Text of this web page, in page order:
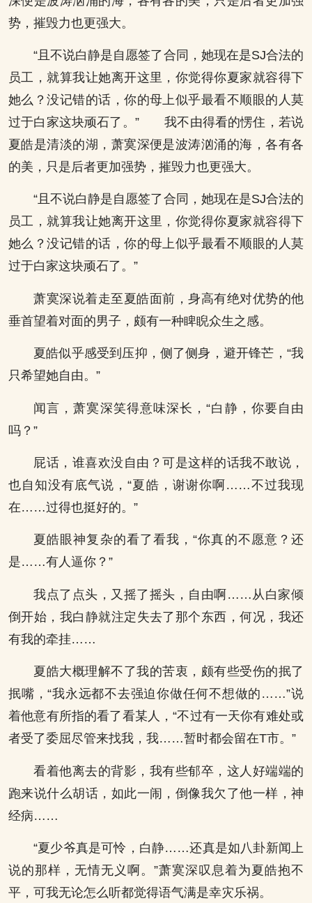
势，摧毁力也更强大。
“且不说白静是自愿签了合同，她现在是SJ合法的
员工，就算我让她离开这里，你觉得你夏家就容得下
她么？没记错的话，你的母上似乎最看不顺眼的人莫
过于白家这块顽石了。” 我不由得看的愣住，若说
夏皓是清淡的湖，萧寞深便是波涛汹涌的海，各有各
的美，只是后者更加强势，摧毁力也更强大。
“且不说白静是自愿签了合同，她现在是SJ合法的
员工，就算我让她离开这里，你觉得你夏家就容得下
她么？没记错的话，你的母上似乎最看不顺眼的人莫
过于白家这块顽石了。”
萧寞深说着走至夏皓面前，身高有绝对优势的他
垂首望着对面的男子，颇有一种睥睨众生之感。
夏皓似乎感受到压抑，侧了侧身，避开锋芒，“我
只希望她自由。”
闻言，萧寞深笑得意味深长，“白静，你要自由
吗？”
屁话，谁喜欢没自由？可是这样的话我不敢说，
也自知没有底气说，“夏皓，谢谢你啊……不过我现
在……过得也挺好的。”
夏皓眼神复杂的看了看我，“你真的不愿意？还
是……有人逼你？”
我点了点头，又摇了摇头，自由啊……从白家倾
倒开始，我白静就注定失去了那个东西，何况，我还
有我的牵挂……
夏皓大概理解不了我的苦衷，颇有些受伤的抿了
抿嘴，“我永远都不去强迫你做任何不想做的……”说
着他意有所指的看了看某人，“不过有一天你有难处或
者受了委屈尽管来找我，我……暂时都会留在T市。”
看着他离去的背影，我有些郁卒，这人好端端的
跑来说什么胡话，如此一闹，倒像我欠了他一样，神
经病……
“夏少爷真是可怜，白静……还真是如八卦新闻上
说的那样，无情无义啊。”萧寞深叹息着为夏皓抱不
平，可我无论怎么听都觉得语气满是幸灾乐祸。